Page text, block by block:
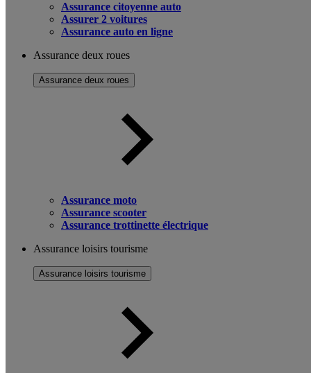
Assurance citoyenne auto
Assurer 2 voitures
Assurance auto en ligne
Assurance deux roues
Assurance deux roues
Assurance moto
Assurance scooter
Assurance trottinette électrique
Assurance loisirs tourisme
Assurance loisirs tourisme